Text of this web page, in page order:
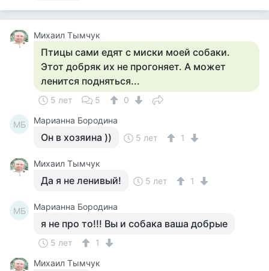
Михаил Тымчук
Птицы сами едят с миски моей собаки.
Этот добряк их не прогоняет. А может
ленится подняться...
5 лет 5 0
МБ Марианна Бородина
Он в хозяина )) 5 лет 1
Михаил Тымчук
Да я не ленивый! 5 лет 1
МБ Марианна Бородина
я не про то!!! Вы и собака ваша добрые
5 лет
1
Михаил Тымчук